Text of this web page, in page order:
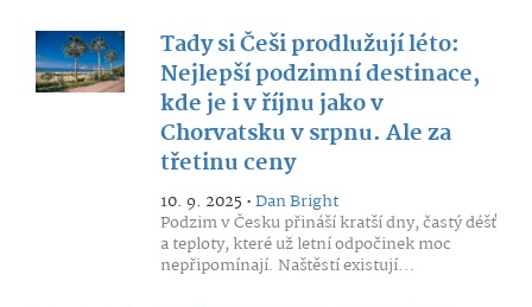
Tady si Češi prodlužují léto:
Nejlepší podzimní destinace,
kde je i v říjnu jako v
Chorvatsku v srpnu. Ale za
třetinu ceny
10. 9. 2025 •Dan Bright
Podzim v Česku přináší kratší dny, častý déšť
a teploty, které už letní odpočinek moc
nepřipomínají. Naštěstí existují...